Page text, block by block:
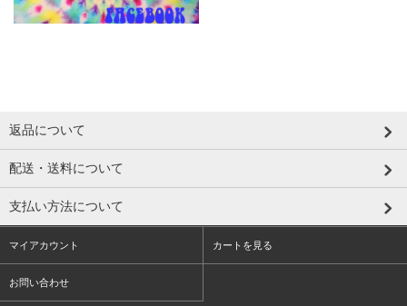
返品について
配送・送料について
支払い方法について
マイアカウント カートを見る
お問い合わせ